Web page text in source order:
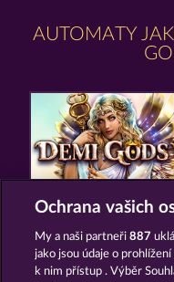
AUTOMATY
DEMI GODS V
Ochrana vašich
My a naši partneři887
jako jsou údaje o
k nim přístup . Výběr